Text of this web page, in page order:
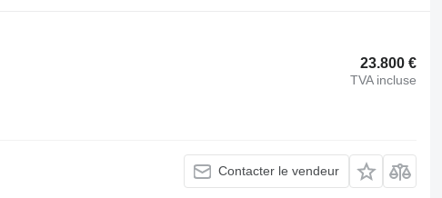
23.800 €
TVA incluse
Contacter le vendeur